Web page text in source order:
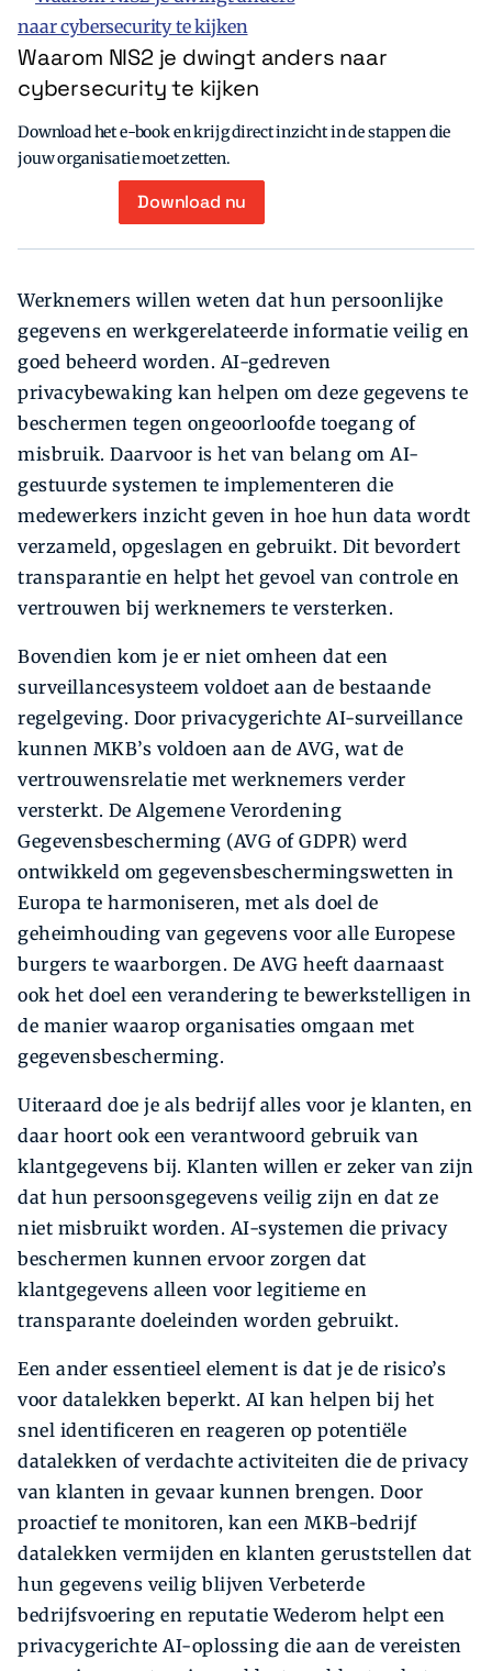
Waarom NIS2 je dwingt anders naar
cybersecurity te kijken
Download het e-book en krijg direct inzicht in de stappen die
jouw organisatie moet zetten.
Download nu
Werknemers willen weten dat hun persoonlijke
gegevens en werkgerelateerde informatie veilig en
goed beheerd worden. AI-gedreven
privacybewaking kan helpen om deze gegevens te
beschermen tegen ongeoorloofde toegang of
misbruik. Daarvoor is het van belang om AI-
gestuurde systemen te implementeren die
medewerkers inzicht geven in hoe hun data wordt
verzameld, opgeslagen en gebruikt. Dit bevordert
transparantie en helpt het gevoel van controle en
vertrouwen bij werknemers te versterken.
Bovendien kom je er niet omheen dat een
surveillancesysteem voldoet aan de bestaande
regelgeving. Door privacygerichte AI-surveillance
kunnen MKB’s voldoen aan de AVG, wat de
vertrouwensrelatie met werknemers verder
versterkt. De Algemene Verordening
Gegevensbescherming (AVG of GDPR) werd
ontwikkeld om gegevensbeschermingswetten in
Europa te harmoniseren, met als doel de
geheimhouding van gegevens voor alle Europese
burgers te waarborgen. De AVG heeft daarnaast
ook het doel een verandering te bewerkstelligen in
de manier waarop organisaties omgaan met
gegevensbescherming.
Uiteraard doe je als bedrijf alles voor je klanten, en
daar hoort ook een verantwoord gebruik van
klantgegevens bij. Klanten willen er zeker van zijn
dat hun persoonsgegevens veilig zijn en dat ze
niet misbruikt worden. AI-systemen die privacy
beschermen kunnen ervoor zorgen dat
klantgegevens alleen voor legitieme en
transparante doeleinden worden gebruikt.
Een ander essentieel element is dat je de risico’s
voor datalekken beperkt. AI kan helpen bij het
snel identificeren en reageren op potentiële
datalekken of verdachte activiteiten die de privacy
van klanten in gevaar kunnen brengen. Door
proactief te monitoren, kan een MKB-bedrijf
datalekken vermijden en klanten geruststellen dat
hun gegevens veilig blijven Verbeterde
bedrijfsvoering en reputatie Wederom helpt een
privacygerichte AI-oplossing die aan de vereisten